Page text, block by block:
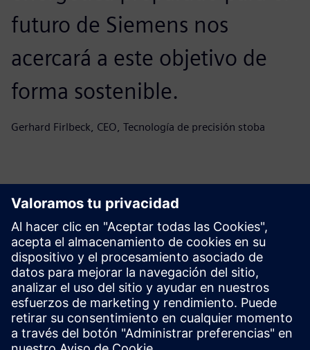
futuro de Siemens nos
acercará a este objetivo de
forma sostenible.
Gerhard Firlbeck, CEO, Tecnología de precisión stoba
Comienza tu viaje
Ponte en contacto con nosotros